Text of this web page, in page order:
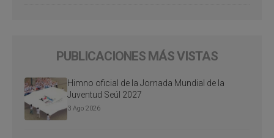
PUBLICACIONES MÁS VISTAS
Himno oficial de la Jornada Mundial de la
Juventud Seúl 2027
3 Ago 2026